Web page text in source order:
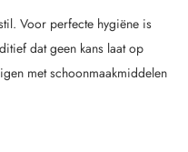
Voor perfecte hygiëne is
dat geen kans laat op
met schoonmaakmiddelen